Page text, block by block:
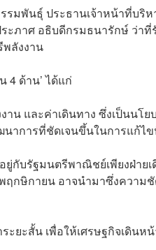
รมพันธุ์ ประธานเจ้าหน้าที่บริ
าศ อธิบดีกรมธนารักษ์ ว่าที่
ลังงาน
4 ด้าน’ ได้แก่
น และค่าเดินทาง ซึ่งเป็นนโ
การที่ชัดเจนขึ้นในการแก้ไ
กับรัฐมนตรีพาณิชย์เพียงฝ่าย
ฤกษิกายน อาจนำมาซึ่งความชั
ยะสั้น เพื่อให้เศรษฐกิจเดิน